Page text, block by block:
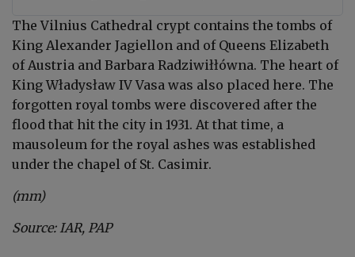
The Vilnius Cathedral crypt contains the tombs of
King Alexander Jagiellon and of Queens Elizabeth
of Austria and Barbara Radziwiłłówna. The heart of
King Władysław IV Vasa was also placed here. The
forgotten royal tombs were discovered after the
flood that hit the city in 1931. At that time, a
mausoleum for the royal ashes was established
under the chapel of St. Casimir.
(mm)
Source: IAR, PAP